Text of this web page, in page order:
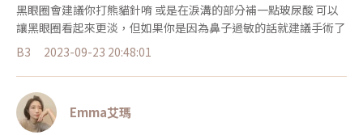
黑眼圈會建議你打熊貓針唷 或是在淚溝的部分補一點玻尿酸 可以
讓黑眼圈看起來更淡，但如果你是因為鼻子過敏的話就建議手術了
B3
2023-09-23 20:48:01
Emma艾瑪